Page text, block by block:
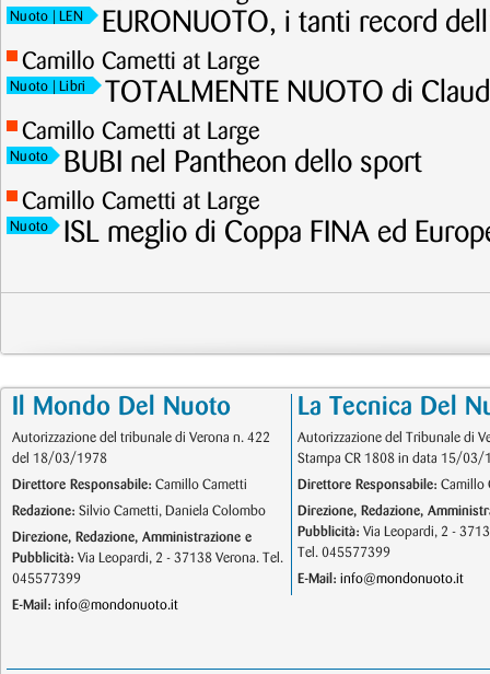
Nuoto | LEN EURONUOTO, i tanti record
Camillo Cametti at Large
Nuoto | Libri TOTALMENTE NUOTO di
Camillo Cametti at Large
Nuoto BUBI nel Pantheon dello sport
Camillo Cametti at Large
Nuoto ISL meglio di Coppa FINA ed
Il Mondo Del Nuoto
Autorizzazione del tribunale di Verona n. 422
del 18/03/1978
Direttore Responsabile: Camillo Cametti
Redazione: Silvio Cametti, Daniela Colombo
Direzione, Redazione, Amministrazione e
Pubblicità: Via Leopardi, 2 - 37138 Verona. Tel.
045577399
E-Mail: info@mondonuoto.it
La Tecnica Del
Autorizzazione del Tribunale di
Stampa CR 1808 in data 15/03/
Direttore Responsabile: Camillo
Direzione, Redazione,
Pubblicità: Via Leopardi, 2 -
Tel. 045577399
E-Mail: info@mondonuoto.it